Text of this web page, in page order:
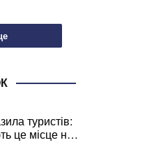
туристів:
це місце на